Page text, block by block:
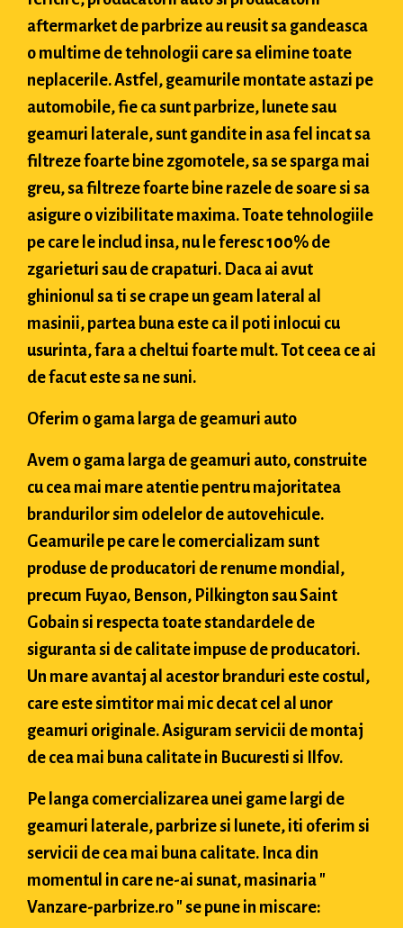
aftermarket de parbrize au reusit sa gandeasca
o multime de tehnologii care sa elimine toate
neplacerile. Astfel, geamurile montate astazi pe
automobile, fie ca sunt parbrize, lunete sau
geamuri laterale, sunt gandite in asa fel incat sa
filtreze foarte bine zgomotele, sa se sparga mai
greu, sa filtreze foarte bine razele de soare si sa
asigure o vizibilitate maxima. Toate tehnologiile
pe care le includ insa, nu le feresc 100% de
zgarieturi sau de crapaturi. Daca ai avut
ghinionul sa ti se crape un geam lateral al
masinii, partea buna este ca il poti inlocui cu
usurinta, fara a cheltui foarte mult. Tot ceea ce ai
de facut este sa ne suni.
Oferim o gama larga de geamuri auto
Avem o gama larga de geamuri auto, construite
cu cea mai mare atentie pentru majoritatea
brandurilor sim odelelor de autovehicule.
Geamurile pe care le comercializam sunt
produse de producatori de renume mondial,
precum Fuyao, Benson, Pilkington sau Saint
Gobain si respecta toate standardele de
siguranta si de calitate impuse de producatori.
Un mare avantaj al acestor branduri este costul,
care este simtitor mai mic decat cel al unor
geamuri originale. Asiguram servicii de montaj
de cea mai buna calitate in Bucuresti si Ilfov.
Pe langa comercializarea unei game largi de
geamuri laterale, parbrize si lunete, iti oferim si
servicii de cea mai buna calitate. Inca din
momentul in care ne-ai sunat, masinaria "
Vanzare-parbrize.ro " se pune in miscare: